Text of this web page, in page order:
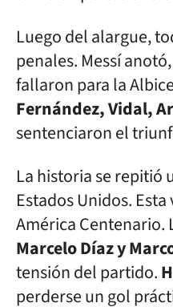
Luego del alargue,
penales. Messí
fallaron para la
Fernández, Vidal,
sentenciaron el
La historia se repitió
Estados Unidos.
América Centenario.
Marcelo Díaz y
tensión del partido.
perderse un gol